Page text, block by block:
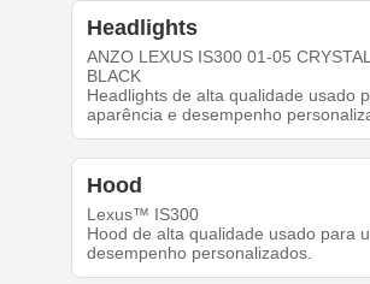
Headlights
ANZO LEXUS IS300 01-05
BLACK
Headlights de alta qualidade usado
aparência e desempenho
Hood
Lexus™ IS300
Hood de alta qualidade usado para
desempenho personalizados.